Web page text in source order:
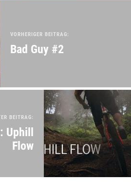
VORHERIGER BEITRAG:
Bad Guy #2
BEITRAG:
Flow